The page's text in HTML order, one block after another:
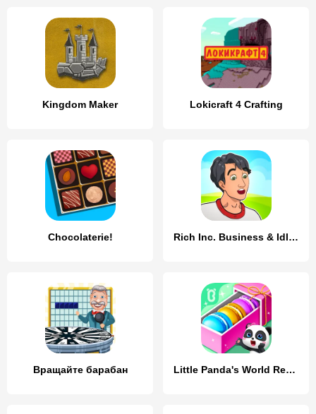
Kingdom Maker Lokicraft 4 Crafting
Chocolaterie! Rich Inc. Business & Idle Life
Вращайте барабан Little Panda's World Recipes